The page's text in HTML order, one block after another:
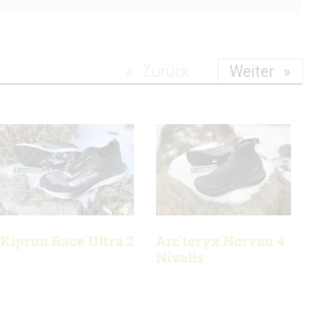
Kiprun Race Ultra 2
Arc’teryx Norvan 4
Nivalis
Weiter